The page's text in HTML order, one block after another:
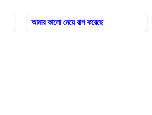
আমার কালো মেয়ে রাগ করেছে